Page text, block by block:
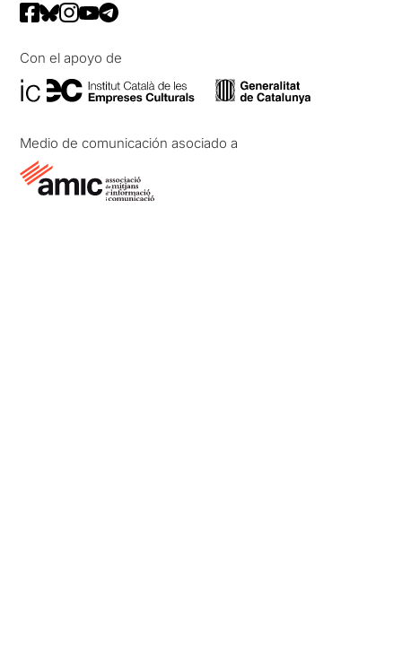
Con el apoyo de
Medio de comunicación asociado a